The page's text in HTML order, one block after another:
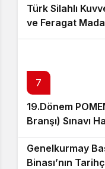
Türk Silahlı
ve Feragat
7
19.Dönem
Branşı) Sınavı
8
Genelkurmay
Binası’nın